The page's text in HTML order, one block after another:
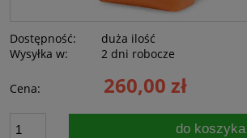
Dostępność:
duża ilość
Wysyłka w:
2 dni robocze
Cena: 260,00 zł
do koszyka